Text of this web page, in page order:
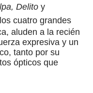
Delito y
cuatro grandes
aluden a la recién
expresiva y un
tanto por su
ópticos que